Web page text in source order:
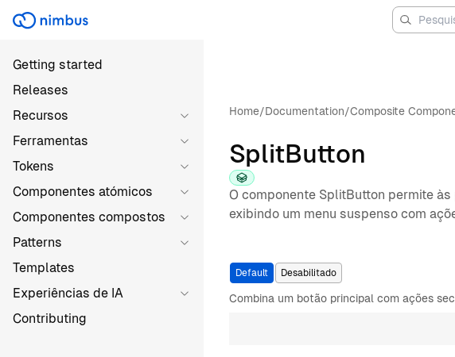
Getting started
Releases
Recursos
Ferramentas
Tokens
Componentes atómicos
Componentes compostos
Patterns
Templates
Experiências de IA
Contributing
Home/Documentation/Composite
SplitButton
O componente SplitButton permite
exibindo um menu suspenso com
Default Desabilitado
Combina um botão principal com ações